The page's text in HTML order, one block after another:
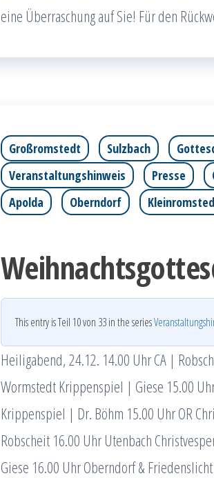
eine Überraschung auf Sie! Für den
Großromstedt Sulzbach
Veranstaltungshinweis
Presse
Apolda
Oberndorf
This entry is Teil 10 von 33 in the series
Heiligabend, 24.12. 14.00 Uhr CA |
Wormstedt Krippenspiel | Giese 15.00
Krippenspiel | Dr. Böhm 15.00 Uhr OR
Robscheit 16.00 Uhr Utenbach
Giese 16.00 Uhr Oberndorf &